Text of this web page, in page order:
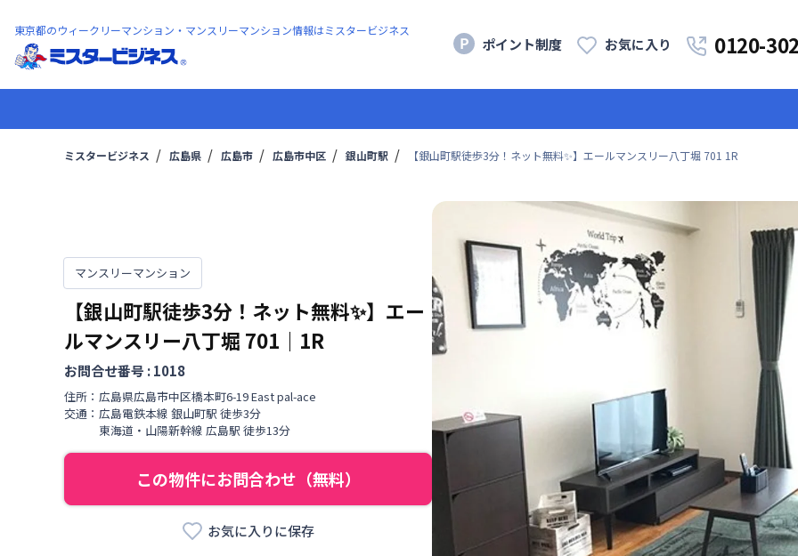
東京都のウィークリーマンション・マンスリーマンション情報はミスタービジネス
ポイント制度 お気に入り 0120-
ミスタービジネス 広島県 広島市 広島市中区 銀山町駅 【銀山町駅徒歩3分！ネット無料✨】エールマンスリー八丁堀 701 1R
マンスリーマンション
【銀山町駅徒歩3分！ネット無料✨】エー
ルマンスリー八丁堀 701 ｜ 1R
お問合せ番号 :1018
住所： 広島県広島市中区橋本町6-19 East pal-ace
交通： 広島電鉄本線 銀山町駅 徒歩3分
東海道・山陽新幹線 広島駅 徒歩13分
この物件にお問合わせ（無料）
お気に入りに保存